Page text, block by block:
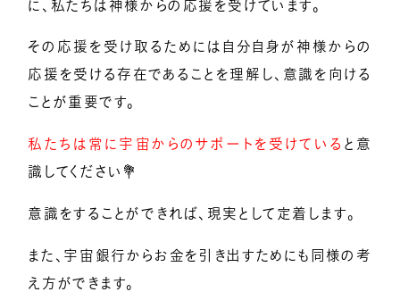
に、私たちは神様からの応援を受けています。
その応援を受け取るためには自分自身が神様からの
応援を受ける存在であることを理解し、意識を向ける
ことが重要です。
私たちは常に宇宙からのサポートを受けている と意
識してください💐
意識をすることができれば、現実として定着します。
また、宇宙銀行からお金を引き出すためにも同様の考
え方ができます。